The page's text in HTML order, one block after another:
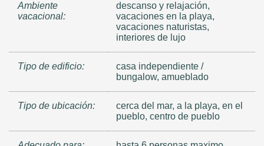
Ambiente
vacacional:
descanso y relajación,
vacaciones en la playa,
vacaciones naturistas,
interiores de lujo
Tipo de edificio:
casa independiente /
bungalow, amueblado
Tipo de ubicación:
cerca del mar, a la playa, en el
pueblo, centro de pueblo